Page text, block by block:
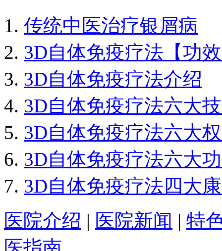
传统中医治疗银屑病
3D自体免疫疗法【功
3D自体免疫疗法介绍
3D自体免疫疗法六大
3D自体免疫疗法六大
3D自体免疫疗法六大
3D自体免疫疗法四大
医院介绍 | 医院新闻 | 特